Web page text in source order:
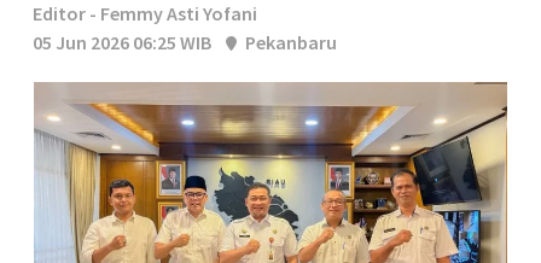
Editor - Femmy Asti Yofani
05 Jun 2026 06:25 WIB
Pekanbaru